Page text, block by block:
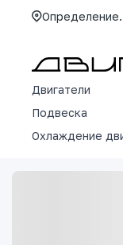
Двигатели
Подвеска
Охлаждение